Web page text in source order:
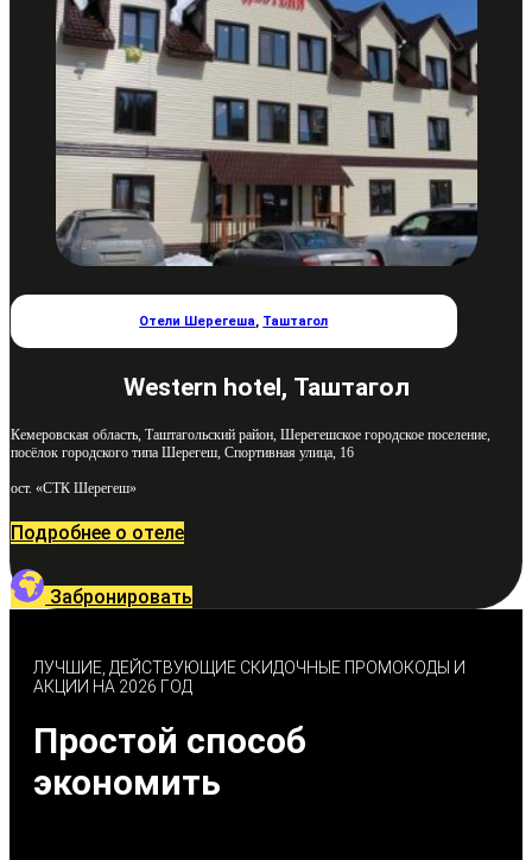
Отели Шерегеша, Таштагол
Western hotel, Таштагол
Кемеровская область, Таштагольский район, Шерегешское городское поселение,
посёлок городского типа Шерегеш, Спортивная улица, 16
ост. «СТК Шерегеш»
Подробнее о отеле
Забронировать
ЛУЧШИЕ, ДЕЙСТВУЮЩИЕ СКИДОЧНЫЕ ПРОМОКОДЫ И
АКЦИИ НА 2026 ГОД
Простой способ
экономить